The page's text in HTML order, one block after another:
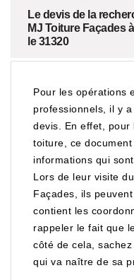
Le devis de la
MJ Toiture Façades
le 31320
Pour les opérations
professionnels, il y
devis. En effet,
toiture, ce
informations qui
Lors de leur visite
Façades, ils
contient les
rappeler le fait que
côté de cela,
qui va naître de sa